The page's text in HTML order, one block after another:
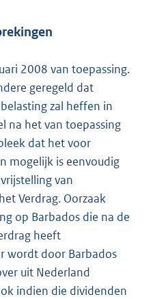
2008 van toepassing.
geregeld dat
zal heffen in
na het van toepassing
dat het voor
mogelijk is eenvoudig
van
Verdrag. Oorzaak
op Barbados die na de
heeft
wordt door Barbados
uit Nederland
indien die dividenden